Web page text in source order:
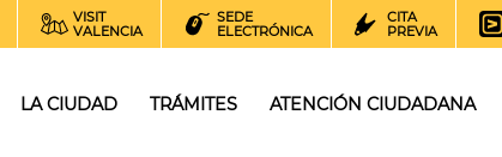
VISIT
VALENCIA
SEDE
ELECTRÓNICA
CITA
PREVIA
LA CIUDAD TRÁMITES ATENCIÓN CIUDADANA